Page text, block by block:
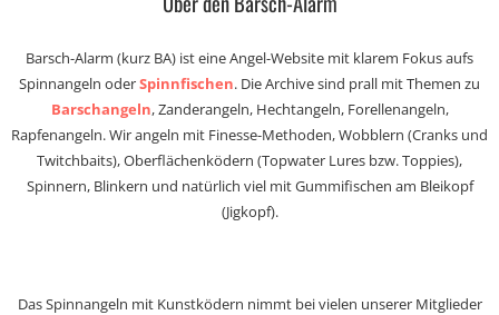
Barsch-Alarm (kurz BA) ist eine Angel-Website mit klarem Fokus aufs
Spinnangeln oderSpinnfischen. Die Archive sind prall mit Themen zu
Barschangeln, Zanderangeln, Hechtangeln, Forellenangeln,
Rapfenangeln. Wir angeln mit Finesse-Methoden, Wobblern (Cranks und
Twitchbaits), Oberflächenködern (Topwater Lures bzw. Toppies),
Spinnern, Blinkern und natürlich viel mit Gummifischen am Bleikopf
(Jigkopf).
Das Spinnangeln mit Kunstködern nimmt bei vielen unserer Mitglieder